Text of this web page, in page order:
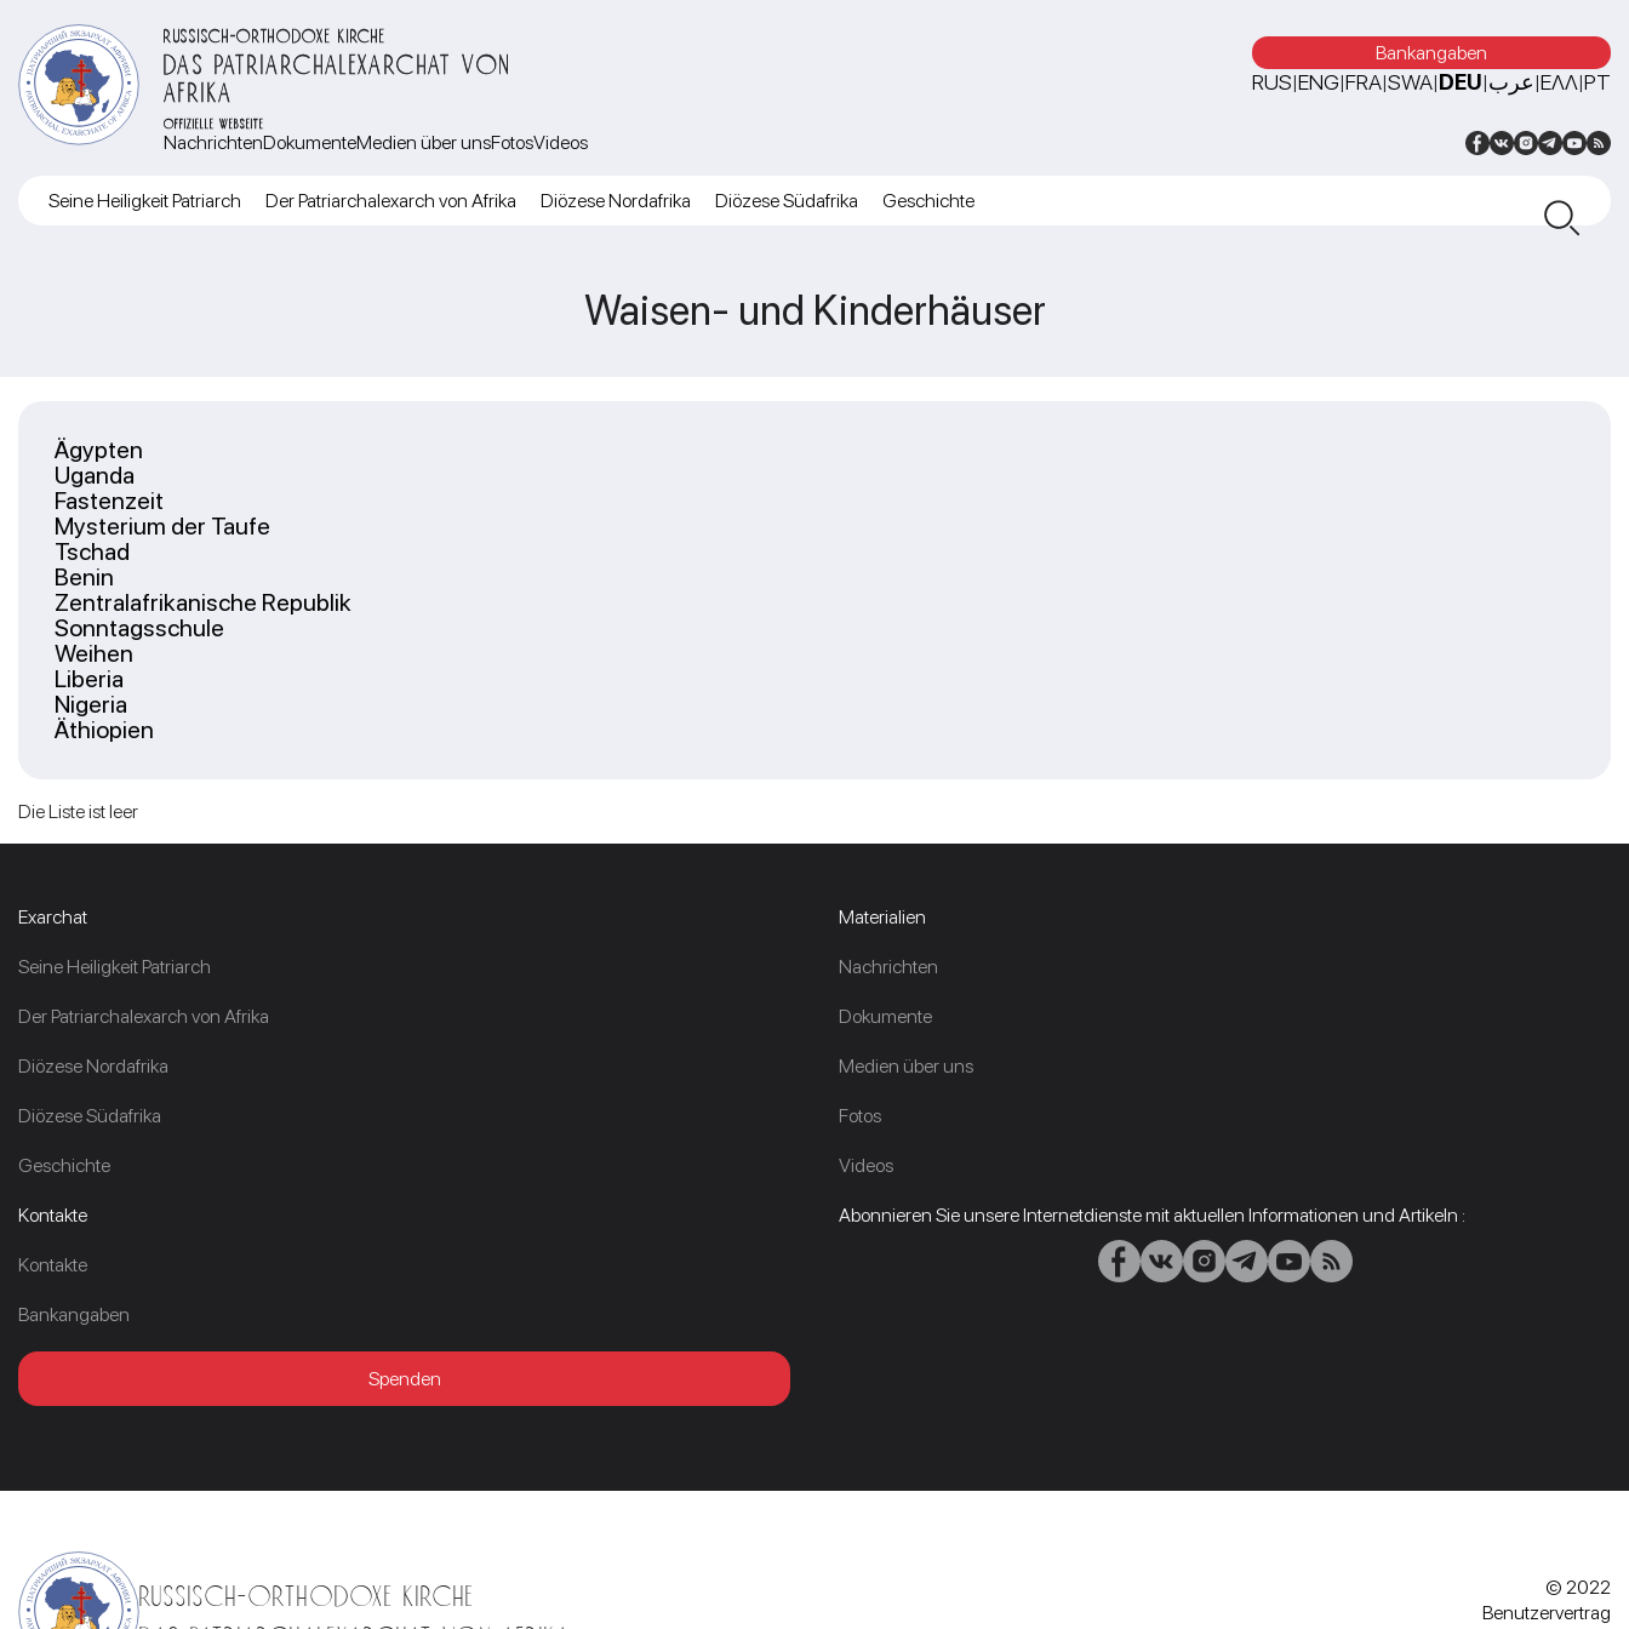
RUSSISCH-ORTHODOXE KIRCHE
DAS PATRIARCHALEXARCHAT VON
AFRIKA
OFFIZIELLE WEBSEITE
Bankangaben
RUS|ENG|FRA|SWA|DEU|عرب|ΕΛΛ|PT
NachrichtenDokumenteMedien über unsFotosVideos
Seine Heiligkeit Patriarch Der Patriarchalexarch von Afrika Diözese Nordafrika Diözese Südafrika Geschichte
Waisen- und Kinderhäuser
Ägypten
Uganda
Fastenzeit
Mysterium der Taufe
Tschad
Benin
Zentralafrikanische Republik
Sonntagsschule
Weihen
Liberia
Nigeria
Äthiopien
Die Liste ist leer
Exarchat
Seine Heiligkeit Patriarch
Der Patriarchalexarch von Afrika
Diözese Nordafrika
Diözese Südafrika
Geschichte
Materialien
Nachrichten
Dokumente
Medien über uns
Fotos
Videos
Kontakte
Kontakte
Bankangaben
Spenden
Abonnieren Sie unsere Internetdienste mit aktuellen Informationen und Artikeln :
RUSSISCH-ORTHODOXE KIRCHE
© 2022
Benutzervertrag